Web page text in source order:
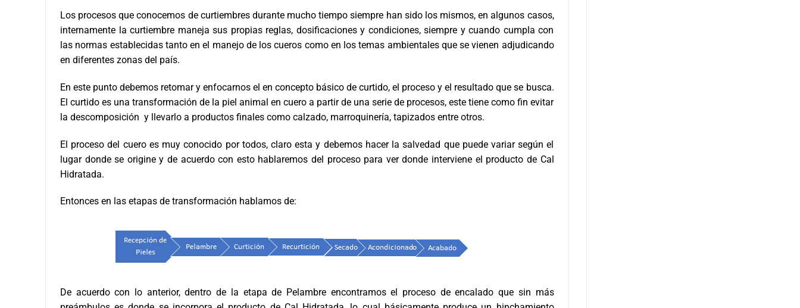
Los procesos que conocemos de curtiembres durante mucho tiempo siempre han sido los mismos, en algunos casos,
internamente la curtiembre maneja sus propias reglas, dosificaciones y condiciones, siempre y cuando cumpla con
las normas establecidas tanto en el manejo de los cueros como en los temas ambientales que se vienen adjudicando
en diferentes zonas del país.
En este punto debemos retomar y enfocarnos el en concepto básico de curtido, el proceso y el resultado que se busca.
El curtido es una transformación de la piel animal en cuero a partir de una serie de procesos, este tiene como fin evitar
la descomposición y llevarlo a productos finales como calzado, marroquinería, tapizados entre otros.
El proceso del cuero es muy conocido por todos, claro esta y debemos hacer la salvedad que puede variar según el
lugar donde se origine y de acuerdo con esto hablaremos del proceso para ver donde interviene el producto de Cal
Hidratada.
Entonces en las etapas de transformación hablamos de:
De acuerdo con lo anterior, dentro de la etapa de Pelambre encontramos el proceso de encalado que sin más